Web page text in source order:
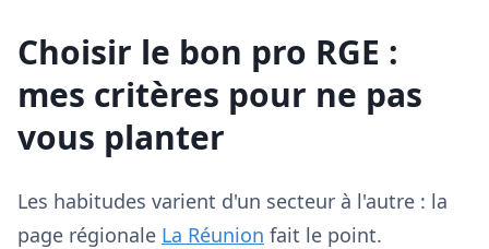
Choisir le bon pro RGE :
mes critères pour ne pas
vous planter
Les habitudes varient d'un secteur à l'autre : la
page régionale La Réunion fait le point.